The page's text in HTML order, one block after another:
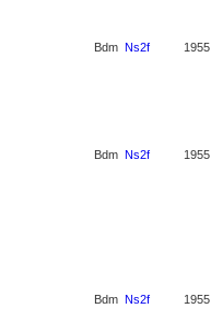
Bdm Ns2f 1955
Bdm Ns2f 1955
Bdm Ns2f 1955